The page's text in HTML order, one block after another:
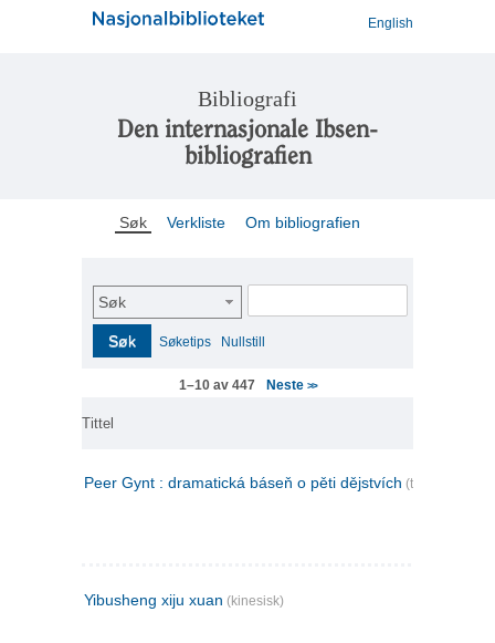
English
Bibliografi
Den internasjonale Ibsen-
bibliografien
Søk Verkliste Om bibliografien
Søk
Søk Søketips Nullstill
1–10 av 447 Neste >>
Tittel
Peer Gynt : dramatická báseň o pěti dějstvích (tsjekkisk)
Yibusheng xiju xuan (kinesisk)